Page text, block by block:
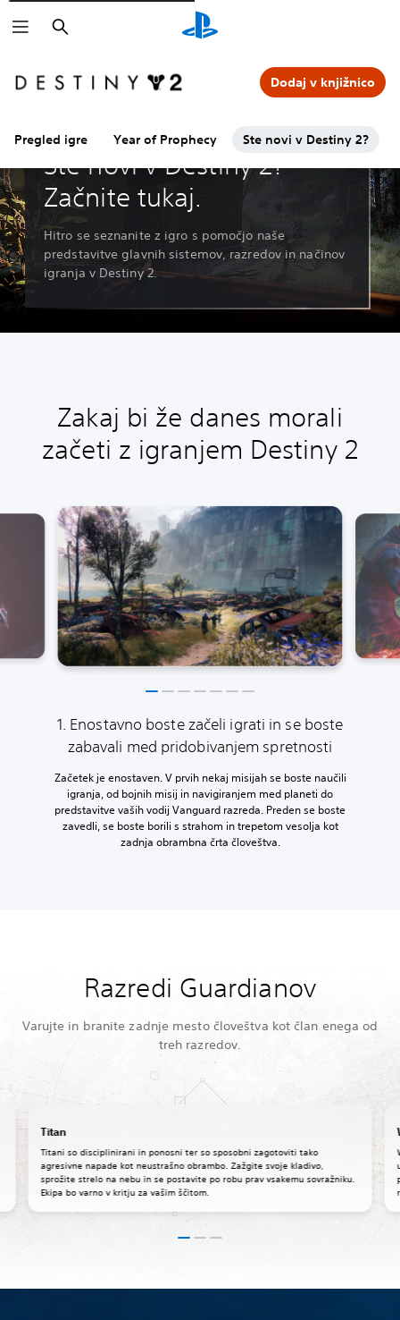
Išči
Pregled igre Year of Prophecy Ste novi v Destiny 2?
Dodaj v knjižnico
Ste novi v Destiny 2?
Začnite tukaj.
Hitro se seznanite z igro s pomočjo naše
predstavitve glavnih sistemov, razredov in načinov
igranja v Destiny 2.
Zakaj bi že danes morali
začeti z igranjem Destiny 2
1. Enostavno boste začeli igrati in se boste
zabavali med pridobivanjem spretnosti
Začetek je enostaven. V prvih nekaj misijah se boste naučili
igranja, od bojnih misij in navigiranjem med planeti do
predstavitve vaših vodij Vanguard razreda. Preden se boste
zavedli, se boste borili s strahom in trepetom vesolja kot
zadnja obrambna črta človeštva.
Razredi Guardianov
Varujte in branite zadnje mesto človeštva kot član enega od
treh razredov.
Titan
Titani so disciplinirani in ponosni ter so sposobni zagotoviti tako
agresivne napade kot neustrašno obrambo. Zažgite svoje kladivo,
sprožite strelo na nebu in se postavite po robu prav vsakemu sovražniku.
Ekipa bo varno v kritju za vašim ščitom.